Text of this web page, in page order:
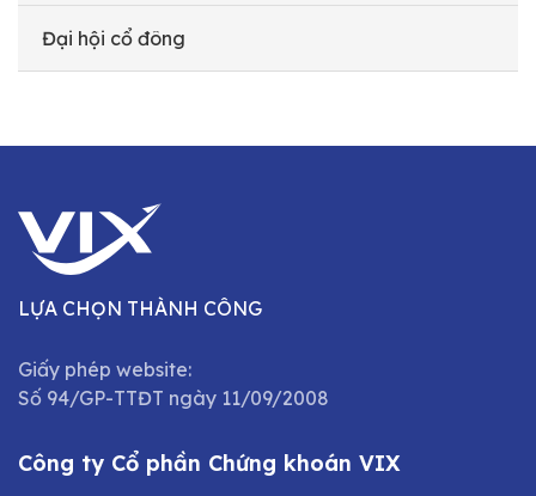
Đại hội cổ đông
LỰA CHỌN THÀNH CÔNG
Giấy phép website:
Số 94/GP-TTĐT ngày 11/09/2008
Công ty Cổ phần Chứng khoán VIX